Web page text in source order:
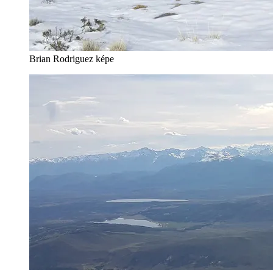
Brian Rodriguez képe